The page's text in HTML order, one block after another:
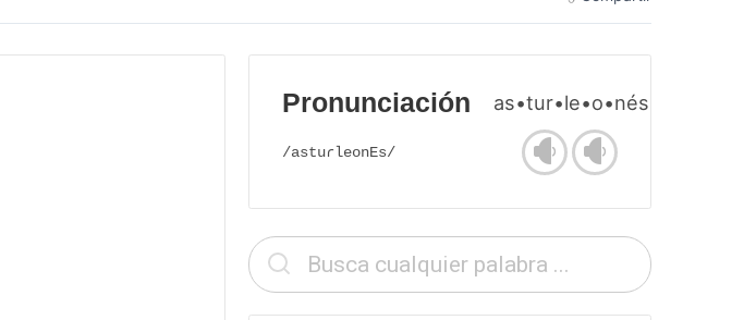
Pronunciación as•tur•le•o•nés
/astuɾleonEs/